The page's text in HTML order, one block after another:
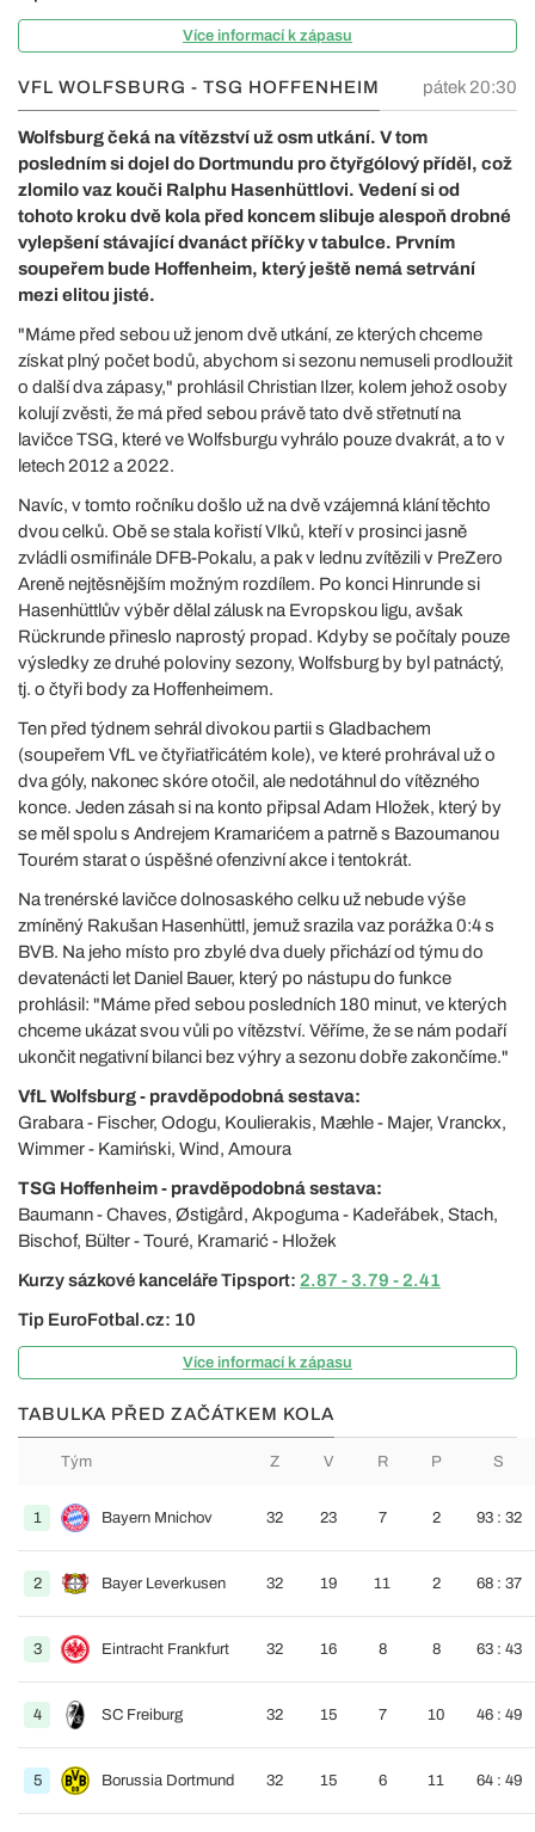
Více informací k zápasu
VFL WOLFSBURG - TSG HOFFENHEIM pátek 20:30
Wolfsburg čeká na vítězství už osm utkání. V tom
posledním si dojel do Dortmundu pro čtyřgólový příděl, což
zlomilo vaz kouči Ralphu Hasenhüttlovi. Vedení si od
tohoto kroku dvě kola před koncem slibuje alespoň drobné
vylepšení stávající dvanáct příčky v tabulce. Prvním
soupeřem bude Hoffenheim, který ještě nemá setrvání
mezi elitou jisté.
"Máme před sebou už jenom dvě utkání, ze kterých chceme
získat plný počet bodů, abychom si sezonu nemuseli prodloužit
o další dva zápasy," prohlásil Christian Ilzer, kolem jehož osoby
kolují zvěsti, že má před sebou právě tato dvě střetnutí na
lavičce TSG, které ve Wolfsburgu vyhrálo pouze dvakrát, a to v
letech 2012 a 2022.
Navíc, v tomto ročníku došlo už na dvě vzájemná klání těchto
dvou celků. Obě se stala kořistí Vlků, kteří v prosinci jasně
zvládli osmifinále DFB-Pokalu, a pak v lednu zvítězili v PreZero
Areně nejtěsnějším možným rozdílem. Po konci Hinrunde si
Hasenhüttlův výběr dělal zálusk na Evropskou ligu, avšak
Rückrunde přineslo naprostý propad. Kdyby se počítaly pouze
výsledky ze druhé poloviny sezony, Wolfsburg by byl patnáctý,
tj. o čtyři body za Hoffenheimem.
Ten před týdnem sehrál divokou partii s Gladbachem
(soupeřem VfL ve čtyřiatřicátém kole), ve které prohrával už o
dva góly, nakonec skóre otočil, ale nedotáhnul do vítězného
konce. Jeden zásah si na konto připsal Adam Hložek, který by
se měl spolu s Andrejem Kramarićem a patrně s Bazoumanou
Tourém starat o úspěšné ofenzivní akce i tentokrát.
Na trenérské lavičce dolnosaského celku už nebude výše
zmíněný Rakušan Hasenhüttl, jemuž srazila vaz porážka 0:4 s
BVB. Na jeho místo pro zbylé dva duely přichází od týmu do
devatenácti let Daniel Bauer, který po nástupu do funkce
prohlásil: "Máme před sebou posledních 180 minut, ve kterých
chceme ukázat svou vůli po vítězství. Věříme, že se nám podaří
ukončit negativní bilanci bez výhry a sezonu dobře zakončíme."
VfL Wolfsburg - pravděpodobná sestava:
Grabara - Fischer, Odogu, Koulierakis, Mæhle - Majer, Vranckx,
Wimmer - Kamiński, Wind, Amoura
TSG Hoffenheim - pravděpodobná sestava:
Baumann - Chaves, Østigård, Akpoguma - Kadeřábek, Stach,
Bischof, Bülter - Touré, Kramarić - Hložek
Kurzy sázkové kanceláře Tipsport: 2.87 - 3.79 - 2.41
Tip EuroFotbal.cz: 10
Více informací k zápasu
TABULKA PŘED ZAČÁTKEM KOLA
Tým Z V R P S
1 Bayern Mnichov 32 23 7 2 93 : 32
2 Bayer Leverkusen 32 19 11 2 68 : 37
3 Eintracht Frankfurt 32 16 8 8 63 : 43
4 SC Freiburg 32 15 7 10 46 : 49
5 Borussia Dortmund 32 15 6 11 64 : 49